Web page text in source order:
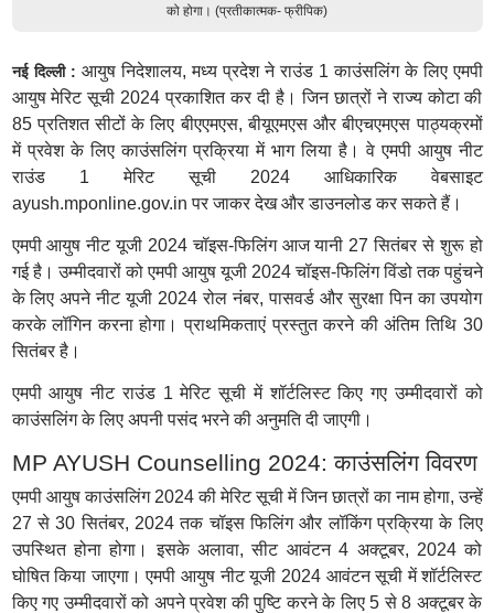
को होगा। (प्रतीकात्मक- फ्रीपिक)
नई दिल्ली : आयुष निदेशालय, मध्य प्रदेश ने राउंड 1 काउंसलिंग के लिए एमपी
आयुष मेरिट सूची 2024 प्रकाशित कर दी है। जिन छात्रों ने राज्य कोटा की
85 प्रतिशत सीटों के लिए बीएएमएस, बीयूएमएस और बीएचएमएस पाठ्यक्रमों
में प्रवेश के लिए काउंसलिंग प्रक्रिया में भाग लिया है। वे एमपी आयुष नीट
राउंड 1 मेरिट सूची 2024 आधिकारिक वेबसाइट
ayush.mponline.gov.in पर जाकर देख और डाउनलोड कर सकते हैं।
एमपी आयुष नीट यूजी 2024 चॉइस-फिलिंग आज यानी 27 सितंबर से शुरू हो
गई है। उम्मीदवारों को एमपी आयुष यूजी 2024 चॉइस-फिलिंग विंडो तक पहुंचने
के लिए अपने नीट यूजी 2024 रोल नंबर, पासवर्ड और सुरक्षा पिन का उपयोग
करके लॉगिन करना होगा। प्राथमिकताएं प्रस्तुत करने की अंतिम तिथि 30
सितंबर है।
एमपी आयुष नीट राउंड 1 मेरिट सूची में शॉर्टलिस्ट किए गए उम्मीदवारों को
काउंसलिंग के लिए अपनी पसंद भरने की अनुमति दी जाएगी।
MP AYUSH Counselling 2024: काउंसलिंग विवरण
एमपी आयुष काउंसलिंग 2024 की मेरिट सूची में जिन छात्रों का नाम होगा, उन्हें
27 से 30 सितंबर, 2024 तक चॉइस फिलिंग और लॉकिंग प्रक्रिया के लिए
उपस्थित होना होगा। इसके अलावा, सीट आवंटन 4 अक्टूबर, 2024 को
घोषित किया जाएगा। एमपी आयुष नीट यूजी 2024 आवंटन सूची में शॉर्टलिस्ट
किए गए उम्मीदवारों को अपने प्रवेश की पुष्टि करने के लिए 5 से 8 अक्टूबर के